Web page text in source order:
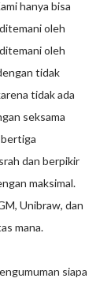
hanya bisa
oleh
oleh
tidak
tidak ada
seksama
bertiga
dan berpikir
maksimal.
Unibraw, dan
mana.
siapa